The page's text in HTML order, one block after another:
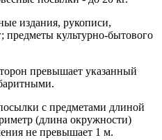
издания, рукописи,
предметы культурно-бытового
превышает указанный
с предметами длиной
(длина окружности)
не превышает 1 м.